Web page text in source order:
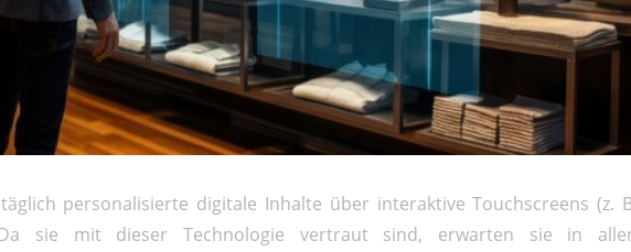
personalisierte digitale Inhalte über interaktive Touchscreens (z.
sie mit dieser Technologie vertraut sind, erwarten sie in